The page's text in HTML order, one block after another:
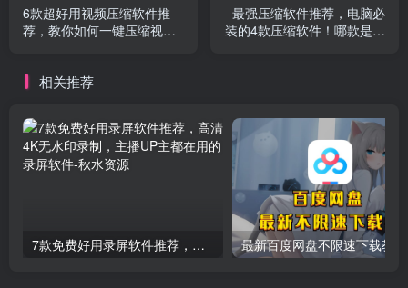
6款超好用视频压缩软件推
荐，教你如何一键压缩视
最强压缩软件推荐，电脑必
装的4款压缩软件！哪款是你
相关推荐
7款免费好用录屏软件推荐，高清4K无水印录制，主播UP主都在用的录屏软件 最新百度网盘不限速下载教程